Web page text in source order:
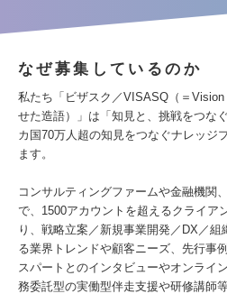
なぜ募集しているのか
私たち「ビザスク／VISASQ（＝
せた造語）」は「知見と、挑戦をつな
カ国70万人超の知見をつなぐナレッジ
ます。
コンサルティングファームや金融機関
で、1500アカウントを超えるクライア
り、戦略立案／新規事業開発／DX／
る業界トレンドや顧客ニーズ、先行事
スパートとのインタビューやオンライ
務委託型の実働型伴走支援や研修講師